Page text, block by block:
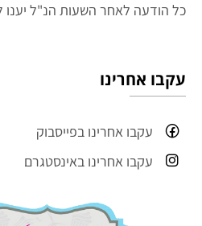
כל הודעה לאחר השעות הנ"ל
עקבו אחרינו
עקבו אחרינו בפייסבוק
עקבו אחרינו באינסטגרם